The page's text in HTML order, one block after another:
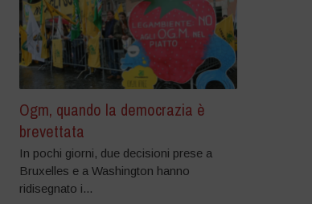
Ogm, quando la democrazia è
brevettata
In pochi giorni, due decisioni prese a
Bruxelles e a Washington hanno
ridisegnato i...